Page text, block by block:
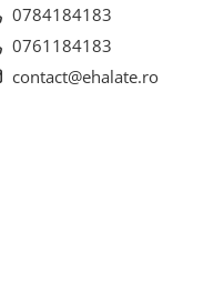
0784184183
0761184183
contact@ehalate.ro